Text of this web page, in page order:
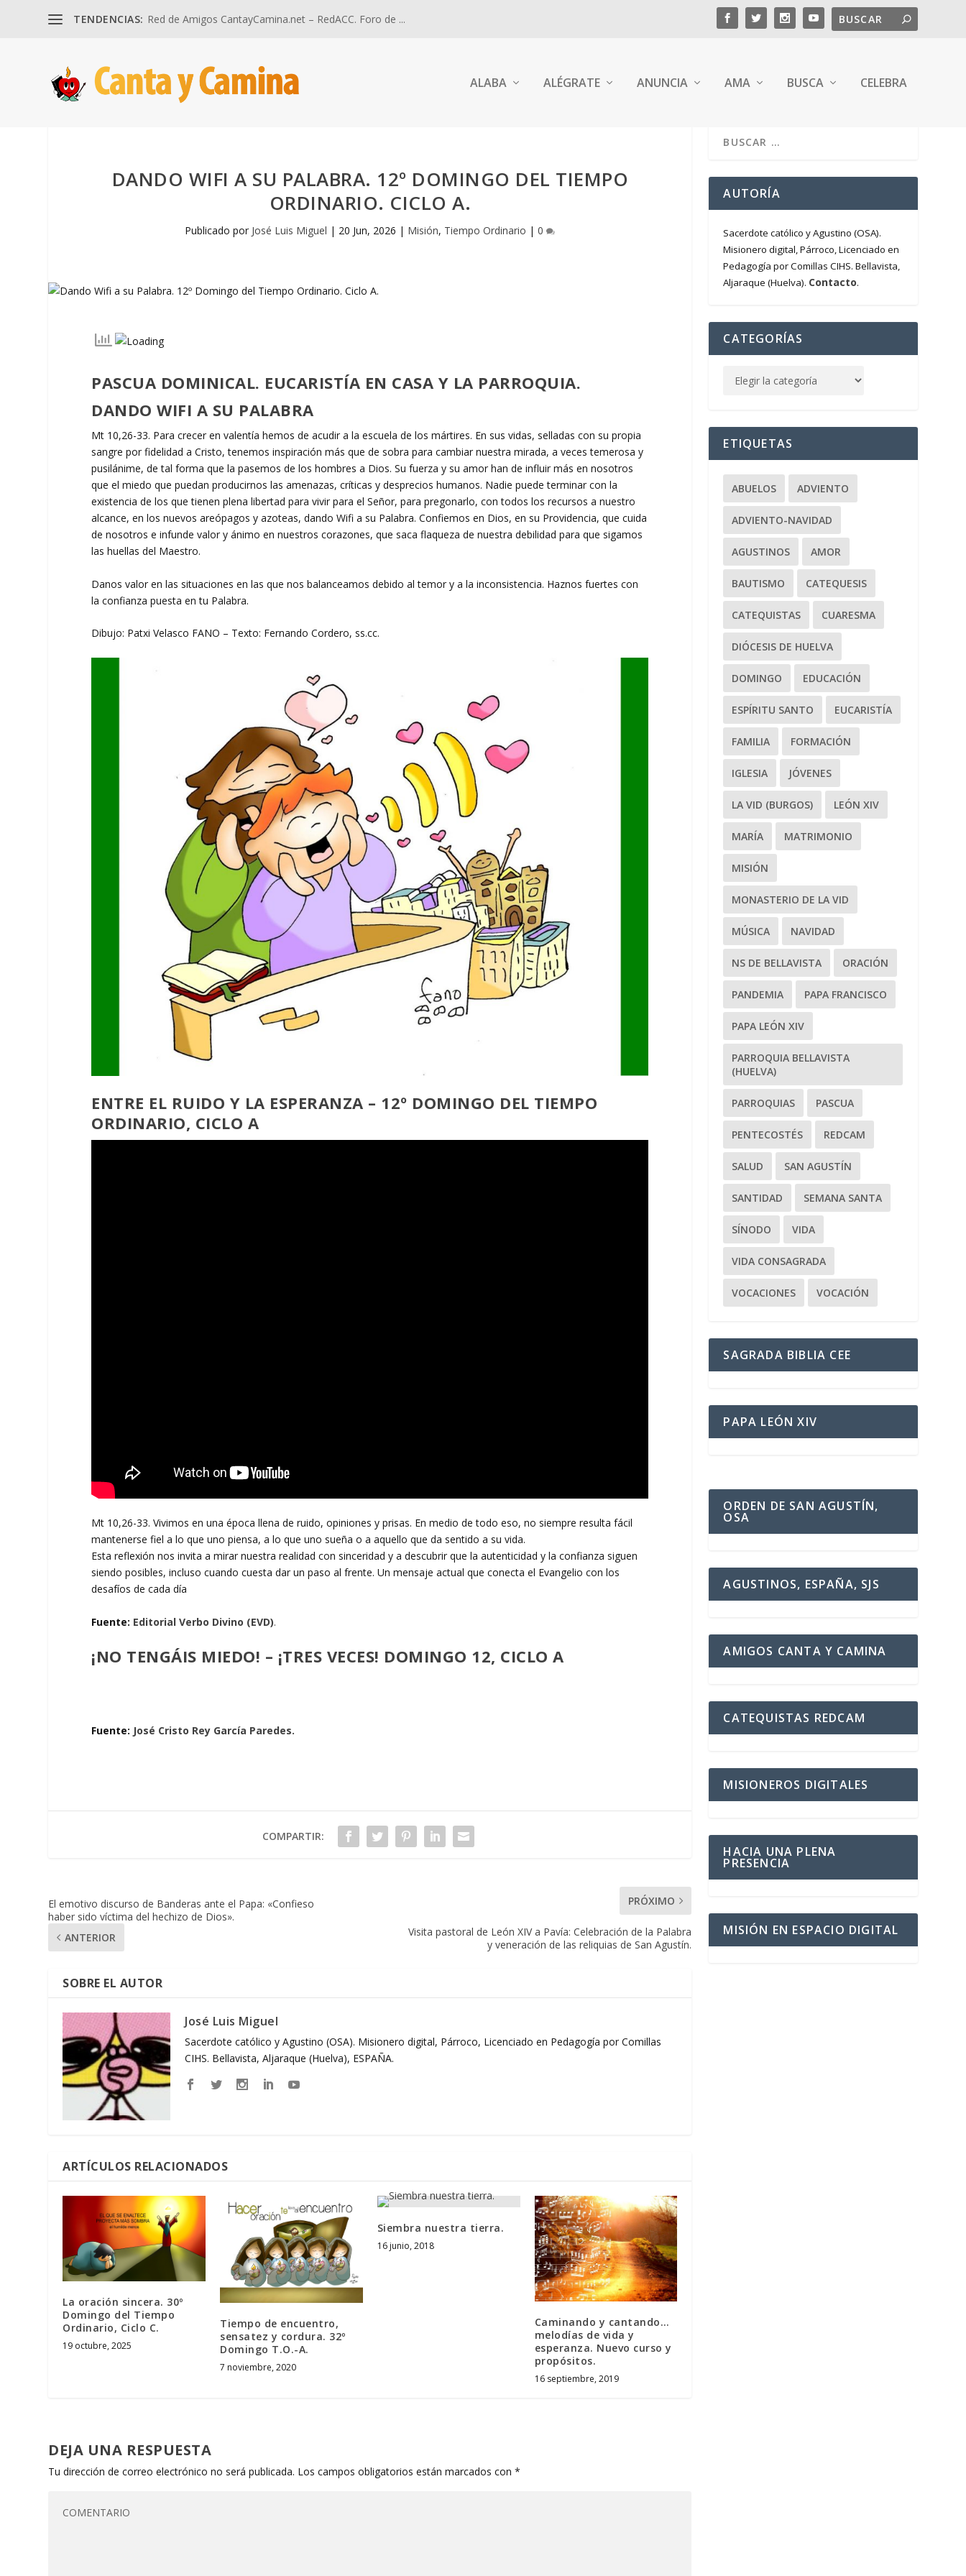
TENDENCIAS: Red de Amigos CantayCamina.net – RedACC. Foro de ...
ALABA ALÉGRATE ANUNCIA AMA BUSCA CELEBRA
DANDO WIFI A SU PALABRA. 12º DOMINGO DEL TIEMPO
ORDINARIO. CICLO A.
Publicado por José Luis Miguel | 20 Jun, 2026 | Misión, Tiempo Ordinario |0
PASCUA DOMINICAL. EUCARISTÍA EN CASA Y LA PARROQUIA.
DANDO WIFI A SU PALABRA
Mt 10,26-33. Para crecer en valentía hemos de acudir a la escuela de los mártires. En sus vidas, selladas con su propia
sangre por fidelidad a Cristo, tenemos inspiración más que de sobra para cambiar nuestra mirada, a veces temerosa y
pusilánime, de tal forma que la pasemos de los hombres a Dios. Su fuerza y su amor han de influir más en nosotros
que el miedo que puedan producirnos las amenazas, críticas y desprecios humanos. Nadie puede terminar con la
existencia de los que tienen plena libertad para vivir para el Señor, para pregonarlo, con todos los recursos a nuestro
alcance, en los nuevos areópagos y azoteas, dando Wifi a su Palabra. Confiemos en Dios, en su Providencia, que cuida
de nosotros e infunde valor y ánimo en nuestros corazones, que saca flaqueza de nuestra debilidad para que sigamos
las huellas del Maestro.
Danos valor en las situaciones en las que nos balanceamos debido al temor y a la inconsistencia. Haznos fuertes con
la confianza puesta en tu Palabra.
Dibujo: Patxi Velasco FANO – Texto: Fernando Cordero, ss.cc.
ENTRE EL RUIDO Y LA ESPERANZA – 12º DOMINGO DEL TIEMPO
ORDINARIO, CICLO A
Mt 10,26-33. Vivimos en una época llena de ruido, opiniones y prisas. En medio de todo eso, no siempre resulta fácil
mantenerse fiel a lo que uno piensa, a lo que uno sueña o a aquello que da sentido a su vida.
Esta reflexión nos invita a mirar nuestra realidad con sinceridad y a descubrir que la autenticidad y la confianza siguen
siendo posibles, incluso cuando cuesta dar un paso al frente. Un mensaje actual que conecta el Evangelio con los
desafíos de cada día
Fuente: Editorial Verbo Divino (EVD).
¡NO TENGÁIS MIEDO! – ¡TRES VECES! DOMINGO 12, CICLO A
Fuente: José Cristo Rey García Paredes.
COMPARTIR:
El emotivo discurso de Banderas ante el Papa: «Confieso
haber sido víctima del hechizo de Dios».
ANTERIOR
PRÓXIMO
Visita pastoral de León XIV a Pavía: Celebración de la Palabra
y veneración de las reliquias de San Agustín.
SOBRE EL AUTOR
José Luis Miguel
Sacerdote católico y Agustino (OSA). Misionero digital, Párroco, Licenciado en Pedagogía por Comillas
CIHS. Bellavista, Aljaraque (Huelva), ESPAÑA.
ARTÍCULOS RELACIONADOS
La oración sincera. 30º
Domingo del Tiempo
Ordinario, Ciclo C.
19 octubre, 2025
Tiempo de encuentro,
sensatez y cordura. 32º
Domingo T.O.-A.
7 noviembre, 2020
Siembra nuestra tierra.
16 junio, 2018
Caminando y cantando…
melodías de vida y
esperanza. Nuevo curso y
propósitos.
16 septiembre, 2019
DEJA UNA RESPUESTA
Tu dirección de correo electrónico no será publicada. Los campos obligatorios están marcados con*
AUTORÍA
Sacerdote católico y Agustino (OSA).
Misionero digital, Párroco, Licenciado en
Pedagogía por Comillas CIHS. Bellavista,
Aljaraque (Huelva). Contacto.
CATEGORÍAS
ETIQUETAS
ABUELOS ADVIENTO
ADVIENTO-NAVIDAD
AGUSTINOS AMOR
BAUTISMO CATEQUESIS
CATEQUISTAS CUARESMA
DIÓCESIS DE HUELVA
DOMINGO EDUCACIÓN
ESPÍRITU SANTO EUCARISTÍA
FAMILIA FORMACIÓN
IGLESIA JÓVENES
LA VID (BURGOS) LEÓN XIV
MARÍA MATRIMONIO
MISIÓN
MONASTERIO DE LA VID
MÚSICA NAVIDAD
NS DE BELLAVISTA ORACIÓN
PANDEMIA PAPA FRANCISCO
PAPA LEÓN XIV
PARROQUIA BELLAVISTA
(HUELVA)
PARROQUIAS PASCUA
PENTECOSTÉS REDCAM
SALUD SAN AGUSTÍN
SANTIDAD SEMANA SANTA
SÍNODO VIDA
VIDA CONSAGRADA
VOCACIONES VOCACIÓN
SAGRADA BIBLIA CEE
PAPA LEÓN XIV
ORDEN DE SAN AGUSTÍN,
OSA
AGUSTINOS, ESPAÑA, SJS
AMIGOS CANTA Y CAMINA
CATEQUISTAS REDCAM
MISIONEROS DIGITALES
HACIA UNA PLENA
PRESENCIA
MISIÓN EN ESPACIO DIGITAL